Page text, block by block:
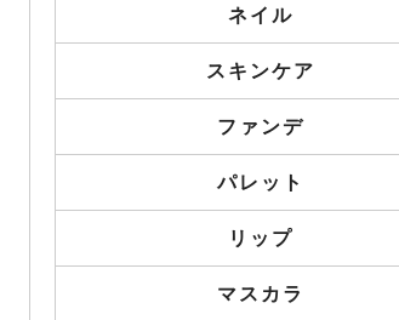
ネイル
スキンケア
ファンデ
パレット
リップ
マスカラ